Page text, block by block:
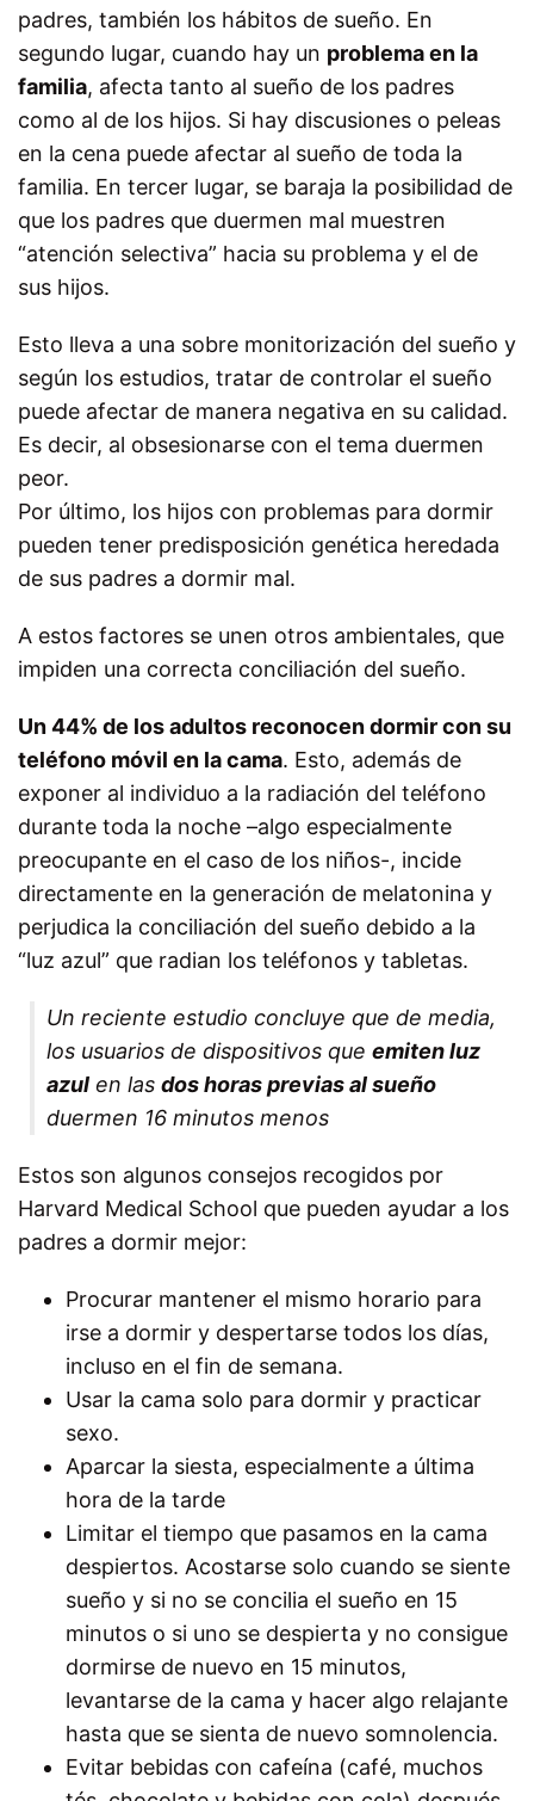
padres, también los hábitos de sueño. En
segundo lugar, cuando hay un problema en la
familia, afecta tanto al sueño de los padres
como al de los hijos. Si hay discusiones o peleas
en la cena puede afectar al sueño de toda la
familia. En tercer lugar, se baraja la posibilidad de
que los padres que duermen mal muestren
“atención selectiva” hacia su problema y el de
sus hijos.
Esto lleva a una sobre monitorización del sueño y
según los estudios, tratar de controlar el sueño
puede afectar de manera negativa en su calidad.
Es decir, al obsesionarse con el tema duermen
peor.
Por último, los hijos con problemas para dormir
pueden tener predisposición genética heredada
de sus padres a dormir mal.
A estos factores se unen otros ambientales, que
impiden una correcta conciliación del sueño.
Un 44% de los adultos reconocen dormir con su
teléfono móvil en la cama. Esto, además de
exponer al individuo a la radiación del teléfono
durante toda la noche –algo especialmente
preocupante en el caso de los niños-, incide
directamente en la generación de melatonina y
perjudica la conciliación del sueño debido a la
“luz azul” que radian los teléfonos y tabletas.
Un reciente estudio concluye que de media,
los usuarios de dispositivos que emiten luz
azul en las dos horas previas al sueño
duermen 16 minutos menos
Estos son algunos consejos recogidos por
Harvard Medical School que pueden ayudar a los
padres a dormir mejor:
Procurar mantener el mismo horario para
irse a dormir y despertarse todos los días,
incluso en el fin de semana.
Usar la cama solo para dormir y practicar
sexo.
Aparcar la siesta, especialmente a última
hora de la tarde
Limitar el tiempo que pasamos en la cama
despiertos. Acostarse solo cuando se siente
sueño y si no se concilia el sueño en 15
minutos o si uno se despierta y no consigue
dormirse de nuevo en 15 minutos,
levantarse de la cama y hacer algo relajante
hasta que se sienta de nuevo somnolencia.
Evitar bebidas con cafeína (café, muchos